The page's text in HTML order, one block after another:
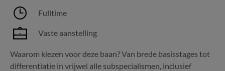
Fulltime
Vaste aanstelling
Waarom kiezen voor deze baan? Van brede basisstages tot
differentiatie in vrijwel alle subspecialismen, inclusief